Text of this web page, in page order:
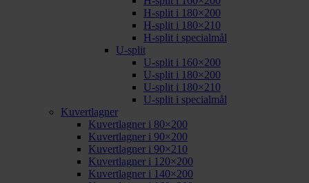
H-split i 180×200
H-split i 180×210
H-split i specialmål
U-split
U-split i 160×200
U-split i 180×200
U-split i 180×210
U-split i specialmål
Kuvertlagner
Kuvertlagner i 80×200
Kuvertlagner i 90×200
Kuvertlagner i 90×210
Kuvertlagner i 120×200
Kuvertlagner i 140×200